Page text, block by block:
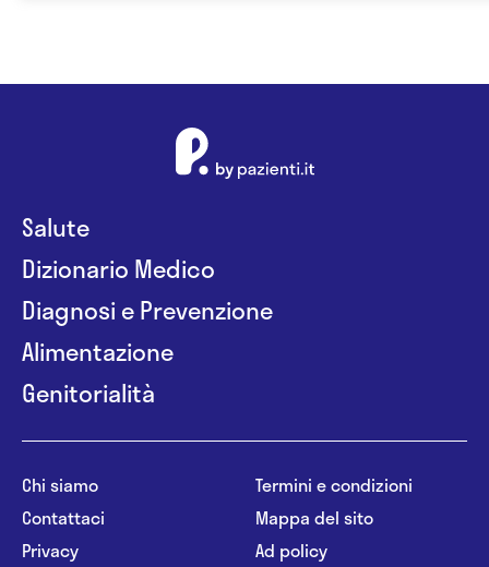
Salute
Dizionario Medico
Diagnosi e Prevenzione
Alimentazione
Genitorialità
Chi siamo
Contattaci
Privacy
Termini e condizioni
Mappa del sito
Ad policy